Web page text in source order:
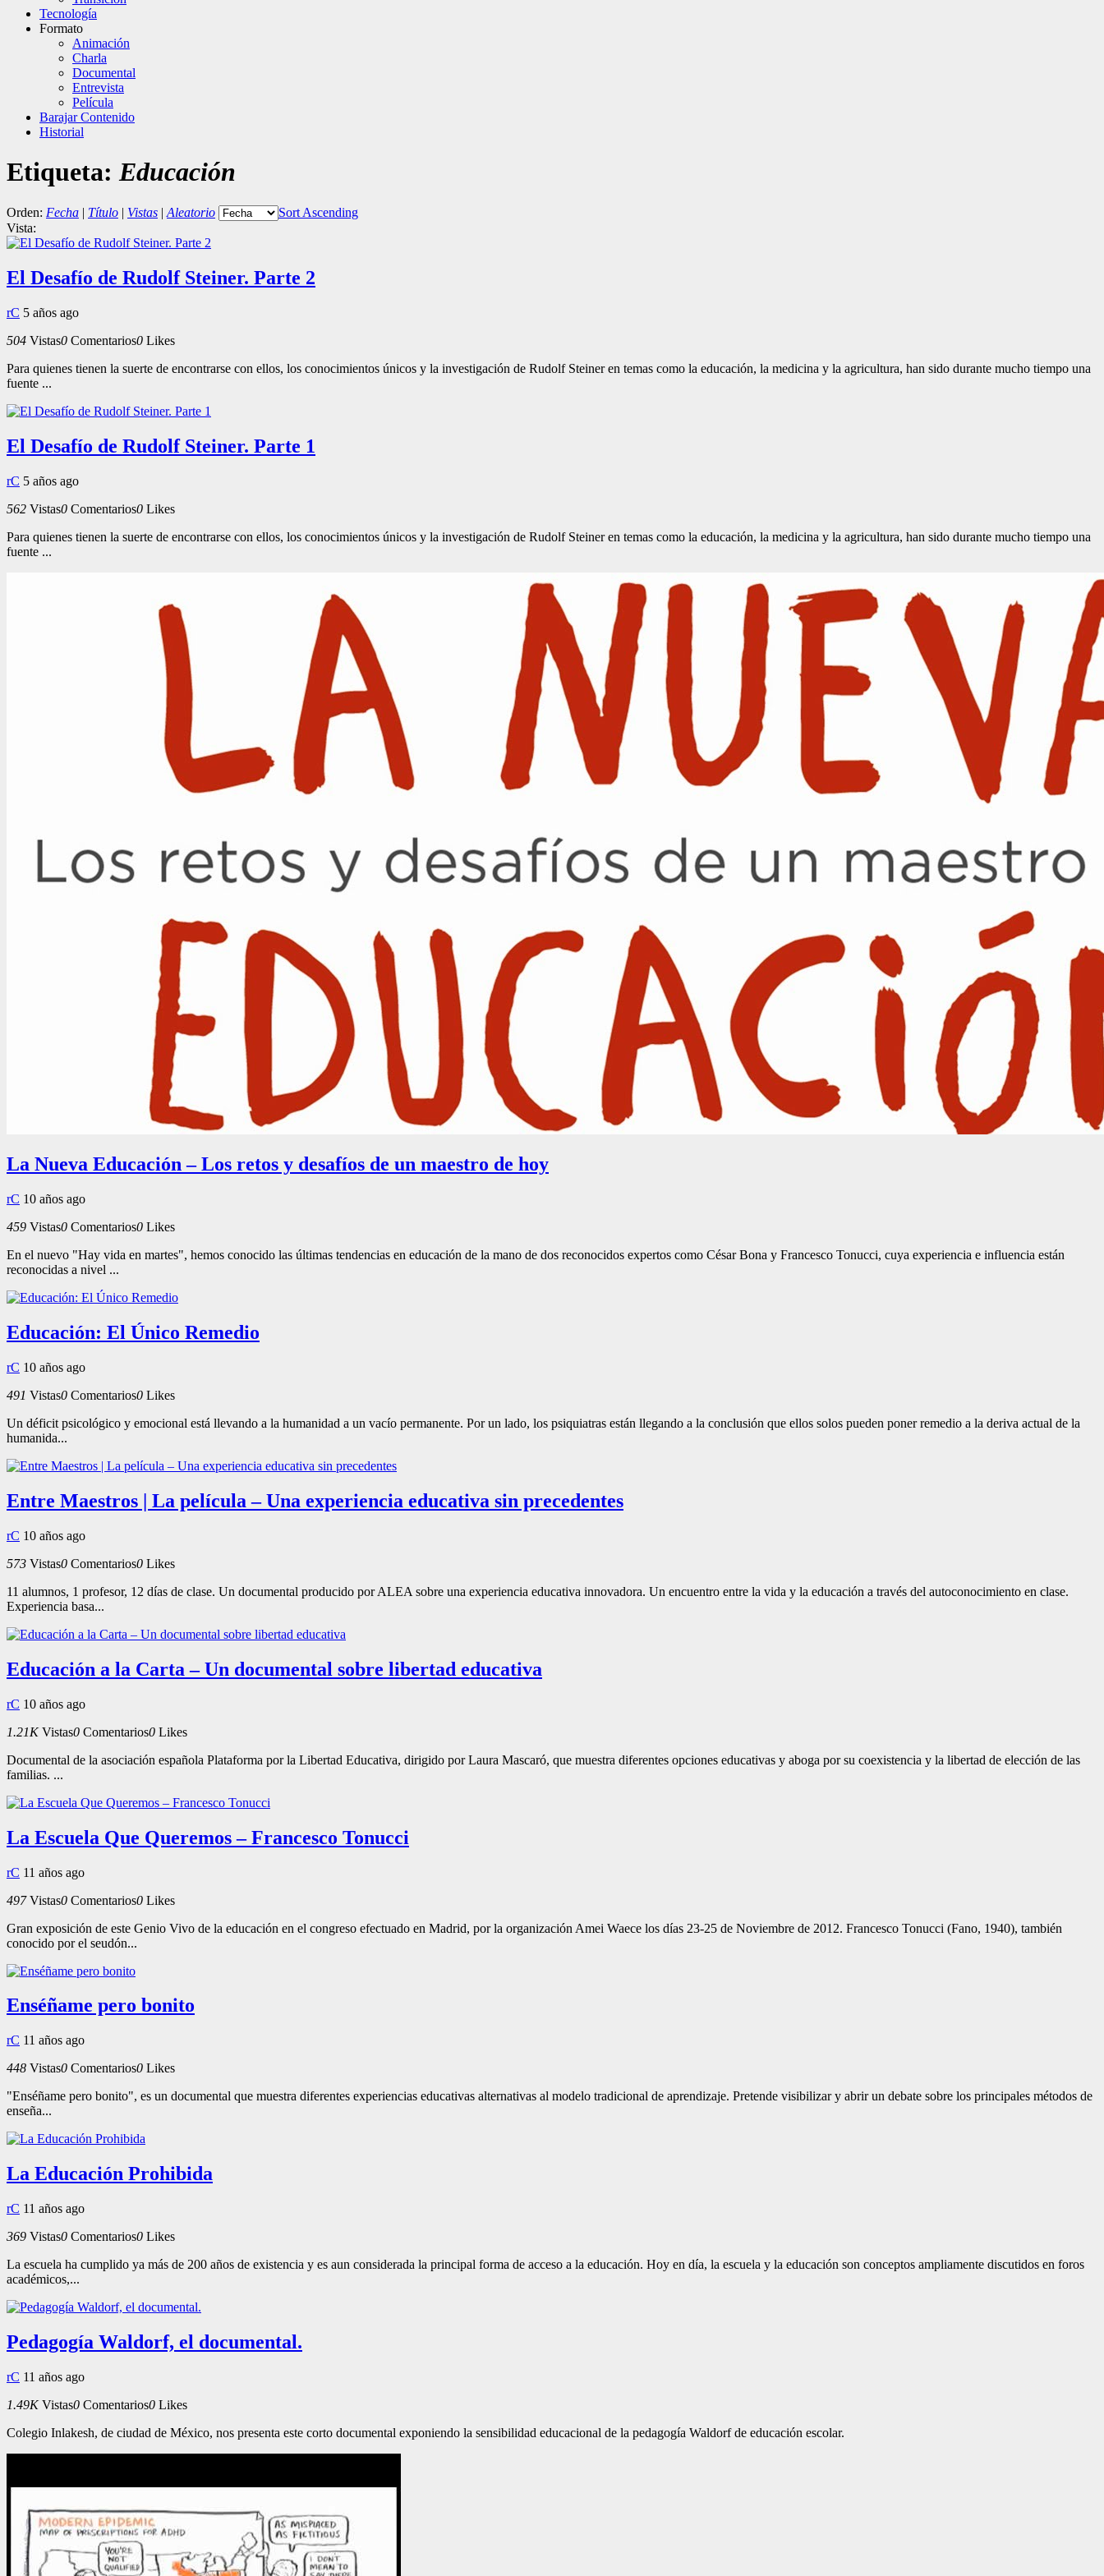
Tecnología
Formato
Animación
Charla
Documental
Entrevista
Película
Barajar Contenido
Historial
Etiqueta: Educación
Orden: Fecha | Título | Vistas | Aleatorio
Sort Ascending
Vista:
El Desafío de Rudolf Steiner. Parte 2
rC 5 años ago
504 Vistas0 Comentarios0 Likes
Para quienes tienen la suerte de encontrarse con ellos, los conocimientos únicos y la investigación de Rudolf Steiner en temas como la educación, la medicina y la agricultura, han sido durante mucho tiempo una
fuente ...
El Desafío de Rudolf Steiner. Parte 1
rC 5 años ago
562 Vistas0 Comentarios0 Likes
Para quienes tienen la suerte de encontrarse con ellos, los conocimientos únicos y la investigación de Rudolf Steiner en temas como la educación, la medicina y la agricultura, han sido durante mucho tiempo una
fuente ...
La Nueva Educación – Los retos y desafíos de un maestro de hoy
rC 10 años ago
459 Vistas0 Comentarios0 Likes
En el nuevo "Hay vida en martes", hemos conocido las últimas tendencias en educación de la mano de dos reconocidos expertos como César Bona y Francesco Tonucci, cuya experiencia e influencia están
reconocidas a nivel ...
Educación: El Único Remedio
rC 10 años ago
491 Vistas0 Comentarios0 Likes
Un déficit psicológico y emocional está llevando a la humanidad a un vacío permanente. Por un lado, los psiquiatras están llegando a la conclusión que ellos solos pueden poner remedio a la deriva actual de la
humanida...
Entre Maestros | La película – Una experiencia educativa sin precedentes
rC 10 años ago
573 Vistas0 Comentarios0 Likes
11 alumnos, 1 profesor, 12 días de clase. Un documental producido por ALEA sobre una experiencia educativa innovadora. Un encuentro entre la vida y la educación a través del autoconocimiento en clase.
Experiencia basa...
Educación a la Carta – Un documental sobre libertad educativa
rC 10 años ago
1.21K Vistas0 Comentarios0 Likes
Documental de la asociación española Plataforma por la Libertad Educativa, dirigido por Laura Mascaró, que muestra diferentes opciones educativas y aboga por su coexistencia y la libertad de elección de las
familias. ...
La Escuela Que Queremos – Francesco Tonucci
rC 11 años ago
497 Vistas0 Comentarios0 Likes
Gran exposición de este Genio Vivo de la educación en el congreso efectuado en Madrid, por la organización Amei Waece los días 23-25 de Noviembre de 2012. Francesco Tonucci (Fano, 1940), también
conocido por el seudón...
Enséñame pero bonito
rC 11 años ago
448 Vistas0 Comentarios0 Likes
"Enséñame pero bonito", es un documental que muestra diferentes experiencias educativas alternativas al modelo tradicional de aprendizaje. Pretende visibilizar y abrir un debate sobre los principales métodos de
enseña...
La Educación Prohibida
rC 11 años ago
369 Vistas0 Comentarios0 Likes
La escuela ha cumplido ya más de 200 años de existencia y es aun considerada la principal forma de acceso a la educación. Hoy en día, la escuela y la educación son conceptos ampliamente discutidos en foros
académicos,...
Pedagogía Waldorf, el documental.
rC 11 años ago
1.49K Vistas0 Comentarios0 Likes
Colegio Inlakesh, de ciudad de México, nos presenta este corto documental exponiendo la sensibilidad educacional de la pedagogía Waldorf de educación escolar.